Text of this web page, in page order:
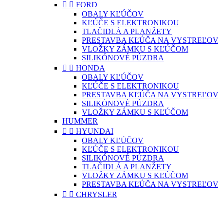
  FORD
OBALY KĽÚČOV
KĽÚČE S ELEKTRONIKOU
TLAČIDLÁ A PLANŽETY
PRESTAVBA KĽÚČA NA
VLOŽKY ZÁMKU S KĽÚČOM
SILIKÓNOVÉ PÚZDRA
  HONDA
OBALY KĽÚČOV
KĽÚČE S ELEKTRONIKOU
PRESTAVBA KĽÚČA NA
SILIKÓNOVÉ PÚZDRA
VLOŽKY ZÁMKU S KĽÚČOM
HUMMER
  HYUNDAI
OBALY KĽÚČOV
KĽÚČE S ELEKTRONIKOU
SILIKÓNOVÉ PÚZDRA
TLAČIDLÁ A PLANŽETY
VLOŽKY ZÁMKU S KĽÚČOM
PRESTAVBA KĽÚČA NA
  CHRYSLER